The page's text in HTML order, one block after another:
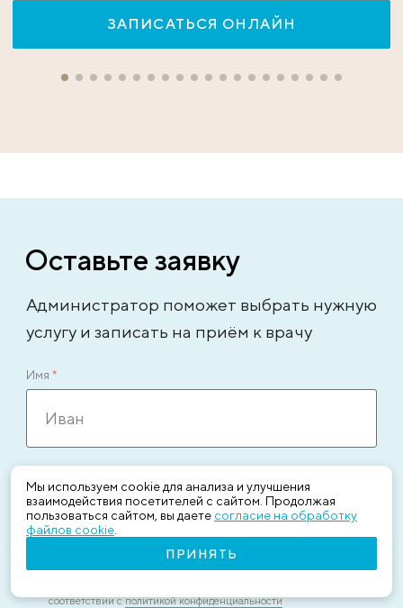
Мы используем cookie для анализа и улучшения
взаимодействия посетителей с сайтом. Продолжая
пользоваться сайтом, вы даете согласие на обработку
файлов cookie
ПРИНЯТЬ
ЗАПИСАТЬСЯ ОНЛАЙН
Оставьте заявку
Администратор поможет выбрать нужную
услугу и записать на приём к врачу
Имя *
соответствии сполитикой конфиденциальности